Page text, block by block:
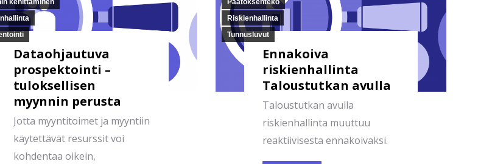
kehittäminen
Dataohjautuva
prospektointi –
tuloksellisen
myynnin perusta
Jotta myyntitoimet ja myyntiin
käytettävät resurssit voi
kohdentaa oikein,
Päätöksenteko
Riskienhallinta
Tunnusluvut
Ennakoiva
riskienhallinta
Taloustutkan avulla
Taloustutkan avulla
riskienhallinta muuttuu
reaktiivisesta ennakoivaksi.